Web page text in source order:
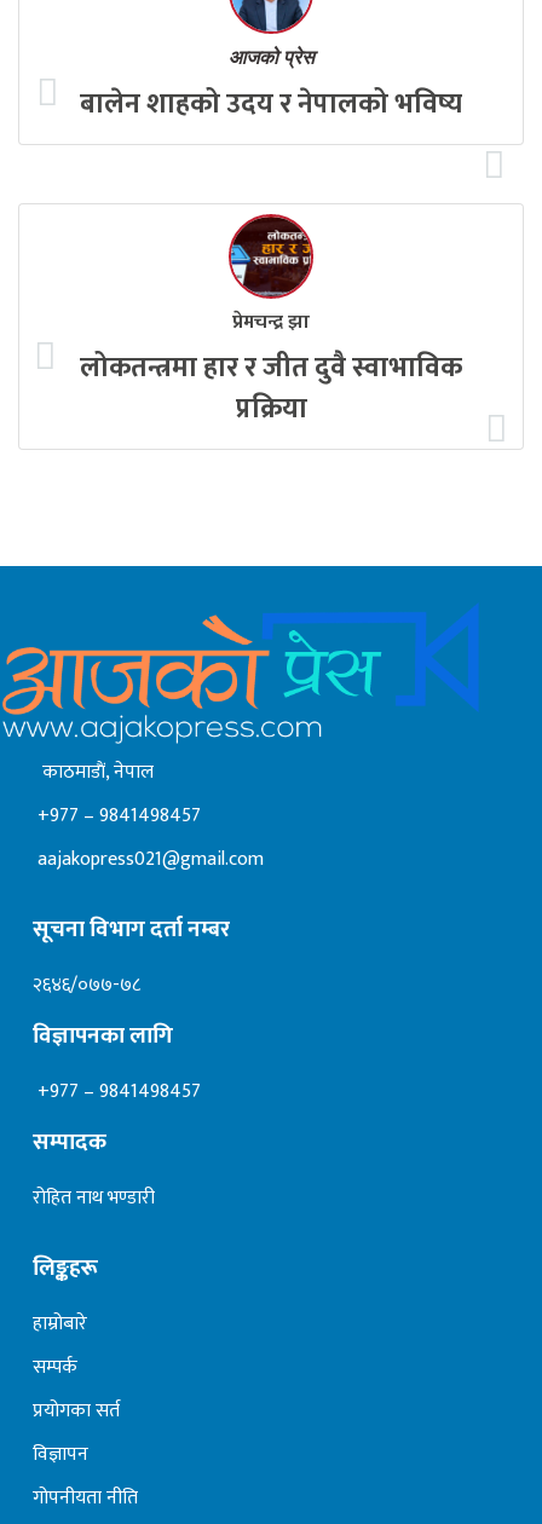
आजको प्रेस
बालेन शाहको उदय र नेपालको भविष्य
प्रेमचन्द्र झा
लोकतन्त्रमा हार र जीत दुवै स्वाभाविक
प्रक्रिया
काठमाडाैं, नेपाल
+977 – 9841498457
aajakopress021@gmail.com
सूचना विभाग दर्ता नम्बर
२६४६/०७७-७८
विज्ञापनका लागि
+977 – 9841498457
सम्पादक
रोहित नाथ भण्डारी
लिङ्कहरू
हाम्रोबारे
सम्पर्क
प्रयोगका सर्त
विज्ञापन
गोपनीयता नीति